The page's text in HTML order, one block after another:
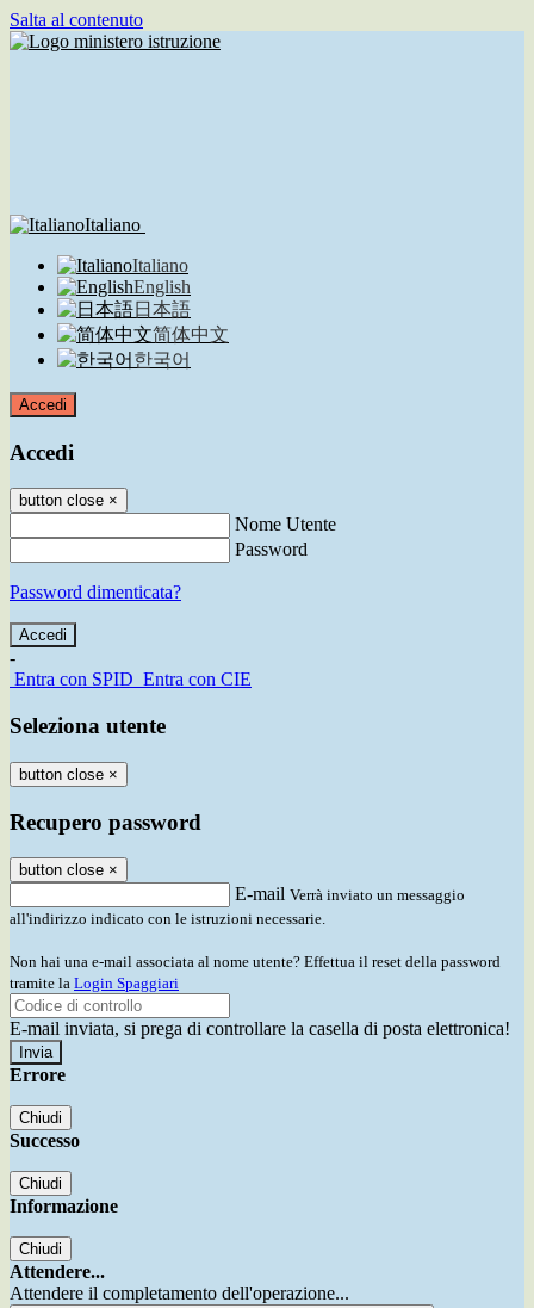
Salta al contenuto
Italiano
Italiano
English
日本語
简体中文
한국어
Accedi
Accedi
button close ×
Nome Utente
Password
Password dimenticata?
-
Entra con SPID Entra con CIE
Seleziona utente
button close ×
Recupero password
button close ×
E-mail Verrà inviato un messaggio
all'indirizzo indicato con le istruzioni necessarie.
Non hai una e-mail associata al nome utente? Effettua il reset della password
tramite la Login Spaggiari
E-mail inviata, si prega di controllare la casella di posta elettronica!
Errore
Chiudi
Successo
Chiudi
Informazione
Chiudi
Attendere...
Attendere il completamento dell'operazione...